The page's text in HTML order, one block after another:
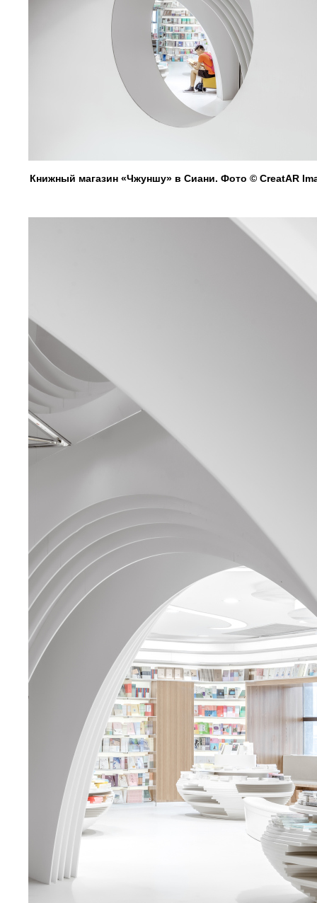
Книжный магазин «Чжуншу» в Сиани. Фото © CreatAR